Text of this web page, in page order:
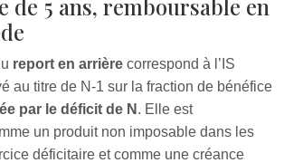
de 5 ans, remboursable en
report en arrière correspond à l’IS
au titre de N‑1 sur la fraction de bénéfice
par le déficit de N . Elle est
un produit non imposable dans les
déficitaire et comme une créance